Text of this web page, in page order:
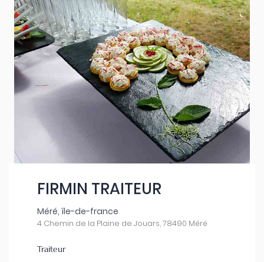
FIRMIN TRAITEUR
Méré, île-de-france
4 Chemin de la Plaine de Jouars, 78490 Méré
Traiteur